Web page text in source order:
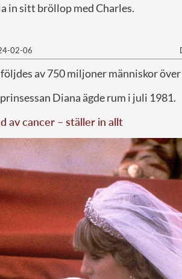
in sitt bröllop med Charles.
02-06
av 750 miljoner människor
Diana ägde rum i juli 1981.
av cancer – ställer in allt